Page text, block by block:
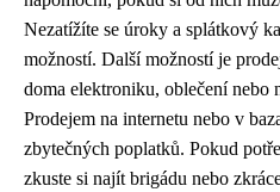
Nezatížíte se úroky a splátkový
možností. Další možností je
doma elektroniku, oblečení nebo
Prodejem na internetu nebo v
zbytečných poplatků. Pokud
zkuste si najít brigádu nebo